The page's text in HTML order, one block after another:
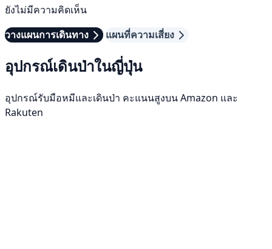
ยังไม่มีความคิดเห็น
วางแผนการเดินทาง
แผนที่ความเสี่ยง
อุปกรณ์เดินป่าในญี่ปุ่น
อุปกรณ์รับมือหมีและเดินป่า คะแนนสูงบน Amazon และ
Rakuten